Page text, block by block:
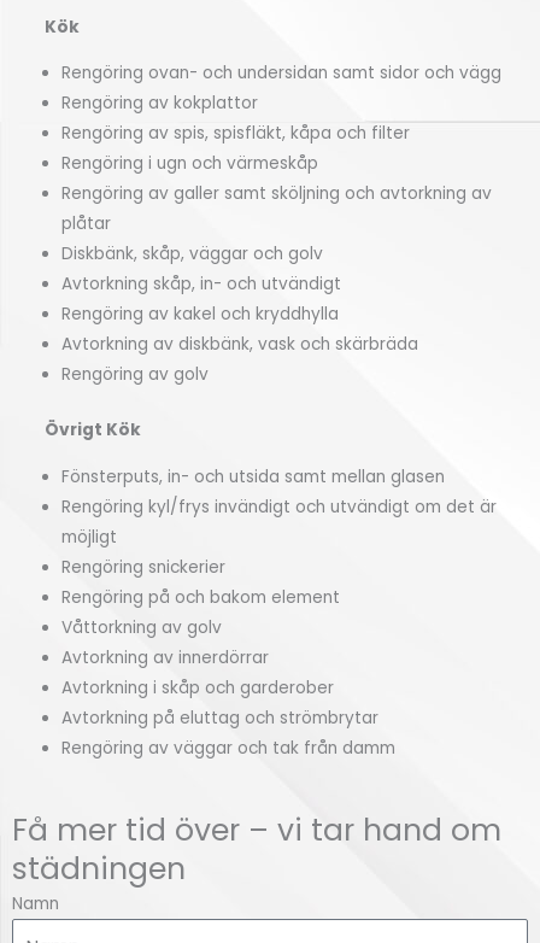
Kök
Rengöring ovan- och undersidan samt sidor och vägg
Rengöring av kokplattor
Rengöring av spis, spisfläkt, kåpa och filter
Rengöring i ugn och värmeskåp
Rengöring av galler samt sköljning och avtorkning av
plåtar
Diskbänk, skåp, väggar och golv
Avtorkning skåp, in- och utvändigt
Rengöring av kakel och kryddhylla
Avtorkning av diskbänk, vask och skärbräda
Rengöring av golv
Övrigt Kök
Fönsterputs, in- och utsida samt mellan glasen
Rengöring kyl/frys invändigt och utvändigt om det är
möjligt
Rengöring snickerier
Rengöring på och bakom element
Våttorkning av golv
Avtorkning av innerdörrar
Avtorkning i skåp och garderober
Avtorkning på eluttag och strömbrytar
Rengöring av väggar och tak från damm
Få mer tid över – vi tar hand om
städningen
Namn